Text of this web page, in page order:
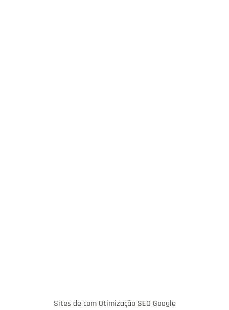
Sites de com Otimização SEO Google